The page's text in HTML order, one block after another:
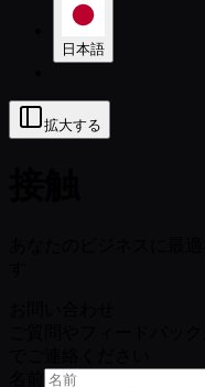
日本語
拡大する